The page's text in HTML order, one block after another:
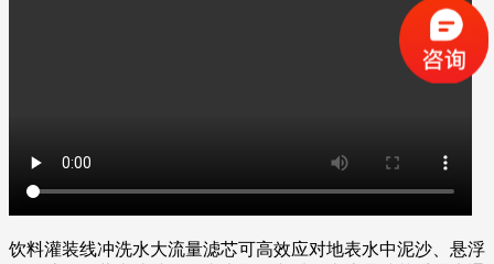
饮料灌装线冲洗水大流量滤芯可高效应对地表水中泥沙、悬浮